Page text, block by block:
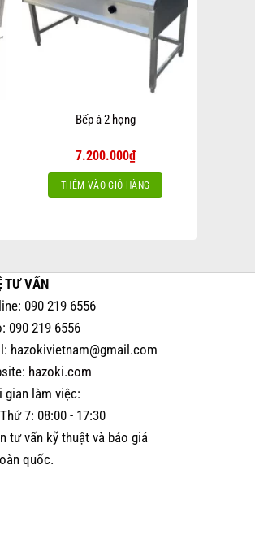
Bếp á 2 họng
7.200.000₫
THÊM VÀO GIỎ HÀNG
TƯ VẤN
090 219 6556
090 219 6556
hazokivietnam@gmail.com
hazoki.com
gian làm việc:
7: 08:00 - 17:30
tư vấn kỹ thuật và báo giá
quốc.